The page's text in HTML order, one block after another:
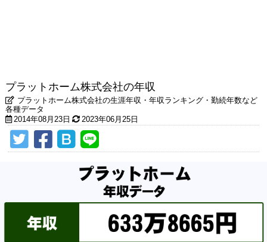
プラットホーム株式会社の年収
プラットホーム株式会社の生涯年収・年収ランキング・勤続年数など
各種データ
2014年08月23日
2023年06月25日